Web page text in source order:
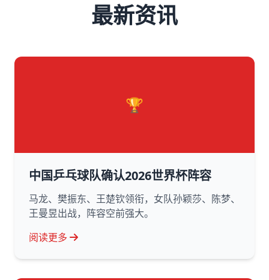
最新资讯
🏆
中国乒乓球队确认2026世界杯阵容
马龙、樊振东、王楚钦领衔，女队孙颖莎、陈梦、
王曼昱出战，阵容空前强大。
阅读更多